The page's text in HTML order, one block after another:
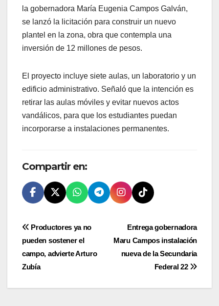
la gobernadora María Eugenia Campos Galván,
se lanzó la licitación para construir un nuevo
plantel en la zona, obra que contempla una
inversión de 12 millones de pesos.
El proyecto incluye siete aulas, un laboratorio y un
edificio administrativo. Señaló que la intención es
retirar las aulas móviles y evitar nuevos actos
vandálicos, para que los estudiantes puedan
incorporarse a instalaciones permanentes.
Compartir en:
Navegación
de
entradas
Entrega gobernadora
Maru Campos instalación
nueva de la Secundaria
Federal 22
Productores ya no
pueden sostener el
campo, advierte Arturo
Zubía